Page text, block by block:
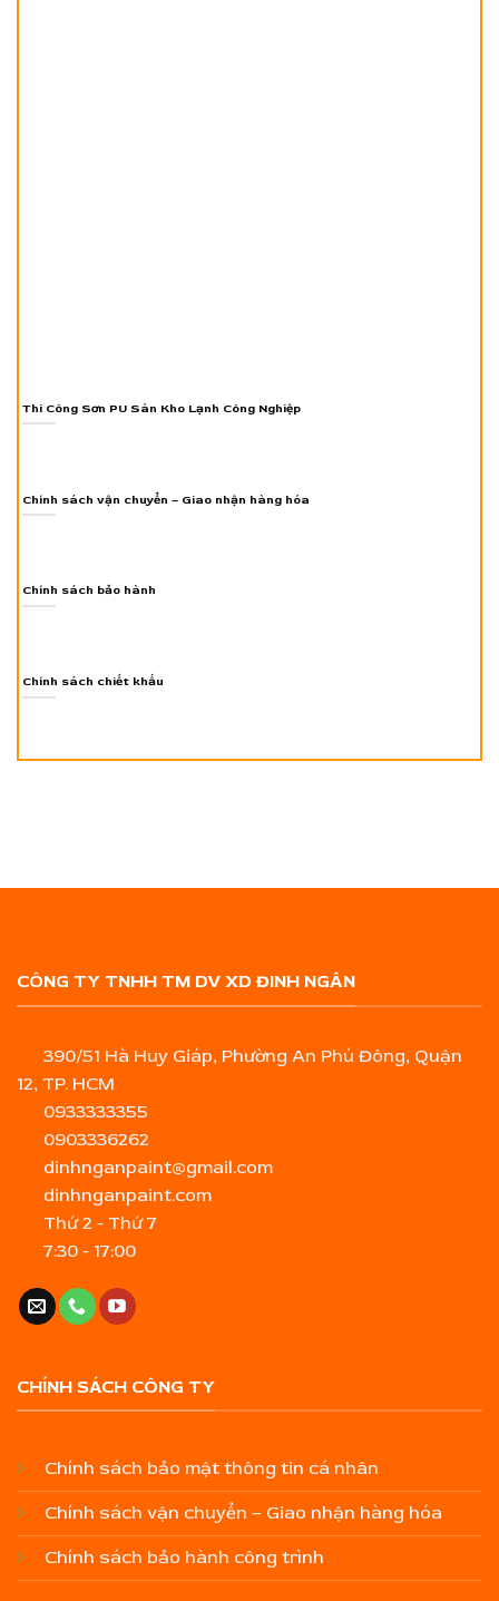
Thi Công Sơn PU Sàn Kho Lạnh Công Nghiệp
Chính sách vận chuyển – Giao nhận hàng hóa
Chính sách bảo hành
Chính sách chiết khấu
CÔNG TY TNHH TM DV XD ĐINH NGÂN
390/51 Hà Huy Giáp, Phường An Phú Đông, Quận
12, TP. HCM
0933333355
0903336262
dinhnganpaint@gmail.com
dinhnganpaint.com
Thứ 2 - Thứ 7
7:30 - 17:00
CHÍNH SÁCH CÔNG TY
Chính sách bảo mật thông tin cá nhân
Chính sách vận chuyển – Giao nhận hàng hóa
Chính sách bảo hành công trình